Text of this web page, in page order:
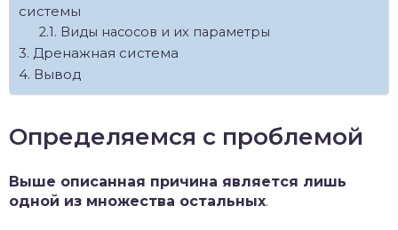
системы
Виды насосов и их параметры
Дренажная система
Вывод
Определяемся с проблемой
Выше описанная причина является лишь
одной из множества остальных.